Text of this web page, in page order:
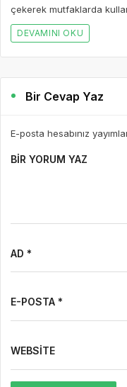
çekerek mutfaklarda
DEVAMINI OKU
Bir Cevap Yaz
E-posta hesabınız
BIR YORUM YAZ
AD *
E-POSTA *
WEBSITE